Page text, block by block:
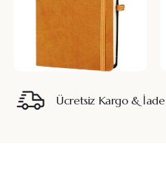
Ücretsiz Kargo & İade